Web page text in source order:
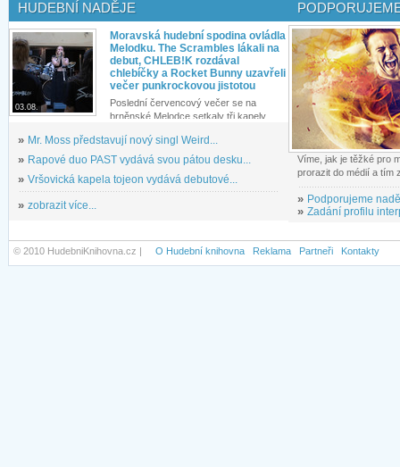
HUDEBNÍ NADĚJE
03.08.
Moravská hudební spodina ovládla
Melodku. The Scrambles lákali na
debut, CHLEB!K rozdával
chlebíčky a Rocket Bunny uzavřeli
večer punkrockovou jistotou
Poslední červencový večer se na
brněnské Melodce setkaly tři kapely...
» Mr. Moss představují nový singl Weird...
» Rapové duo PAST vydává svou pátou desku...
» Vršovická kapela tojeon vydává debutové...
» zobrazit více...
Víme, jak je těžké pro
prorazit do médií a tím
» Podporujeme
» Zadání profilu
© 2010 HudebniKnihovna.cz | O Hudební knihovna Reklama Partneři Kontakty